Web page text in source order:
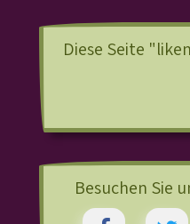
Diese Seite
Besuchen Sie